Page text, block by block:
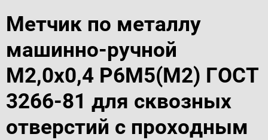
Метчик по металлу
машинно-ручной
М2,0х0,4 Р6М5(М2) ГОСТ
3266-81 для сквозных
отверстий с проходным